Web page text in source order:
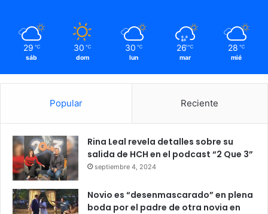
29 ℃
sáb
30 ℃
dom
30 ℃
lun
26 ℃
mar
28 ℃
mié
Popular Reciente
Rina Leal revela detalles sobre su
salida de HCH en el podcast “2 Que 3”
septiembre 4, 2024
Novio es “desenmascarado” en plena
boda por el padre de otra novia en